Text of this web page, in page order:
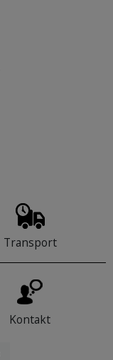
Transport
Kontakt